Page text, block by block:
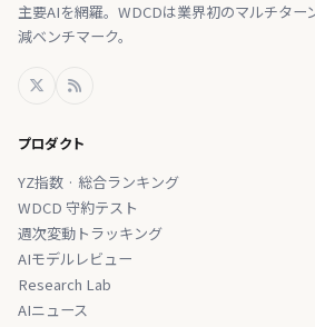
主要AIを網羅。WDCDは業界初のマルチター
減ベンチマーク。
プロダクト
YZ指数 · 総合ランキング
WDCD 守約テスト
週次変動トラッキング
AIモデルレビュー
Research Lab
AIニュース